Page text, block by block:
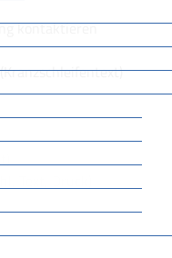
kontaktieren
Text, Druck)